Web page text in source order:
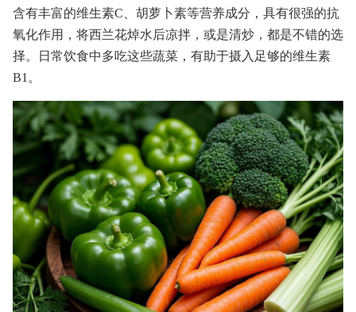
含有丰富的维生素C、胡萝卜素等营养成分，具有很强的抗
氧化作用，将西兰花焯水后凉拌，或是清炒，都是不错的选
择。日常饮食中多吃这些蔬菜，有助于摄入足够的维生素
B1。